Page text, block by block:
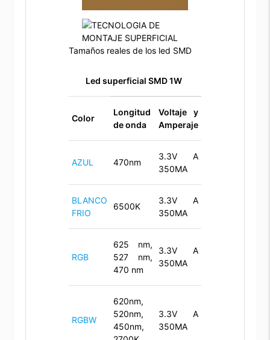
Tamaños reales de los led SMD
Led superficial SMD 1W
Color
Longitud
de onda
Voltaje y
Amperaje
AZUL 470nm
3.3V A
350MA
BLANCO
FRIO
6500K
3.3V A
350MA
RGB
625 nm,
527 nm,
470 nm
3.3V A
350MA
RGBW
620nm,
520nm,
450nm,
3.3V A
350MA